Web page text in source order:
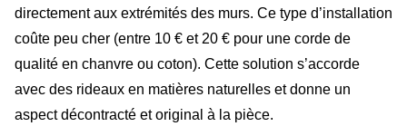
directement aux extrémités des murs. Ce type d’installation
coûte peu cher (entre 10 € et 20 € pour une corde de
qualité en chanvre ou coton). Cette solution s’accorde
avec des rideaux en matières naturelles et donne un
aspect décontracté et original à la pièce.